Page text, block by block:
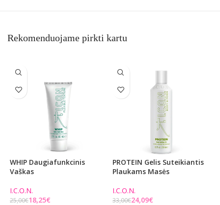
Rekomenduojame pirkti kartu
WHIP Daugiafunkcinis
Vaškas
I.C.O.N.
25,00€18,25€
PROTEIN Gelis Suteikiantis
Plaukams Masės
I.C.O.N.
33,00€24,09€